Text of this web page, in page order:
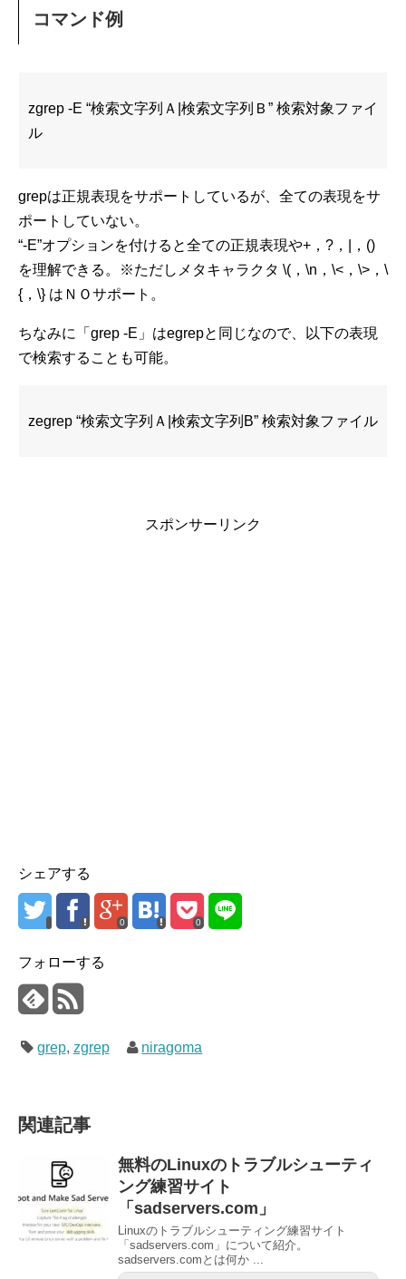
コマンド例
zgrep -E “検索文字列Ａ|検索文字列Ｂ” 検索対象ファイ
ル
grepは正規表現をサポートしているが、全ての表現をサ
ポートしていない。
“-E”オプションを付けると全ての正規表現や+，?，|，()
を理解できる。※ただしメタキャラクタ \(，\n，\<，\>，\
{，\} はＮＯサポート。
ちなみに「grep -E」はegrepと同じなので、以下の表現
で検索することも可能。
zegrep “検索文字列Ａ|検索文字列B” 検索対象ファイル
スポンサーリンク
シェアする
0 0
フォローする
grep, zgrep niragoma
関連記事
無料のLinuxのトラブルシューティ
ング練習サイト
「sadservers.com」
Linuxのトラブルシューティング練習サイト
「sadservers.com」について紹介。
sadservers.comとは何か ...